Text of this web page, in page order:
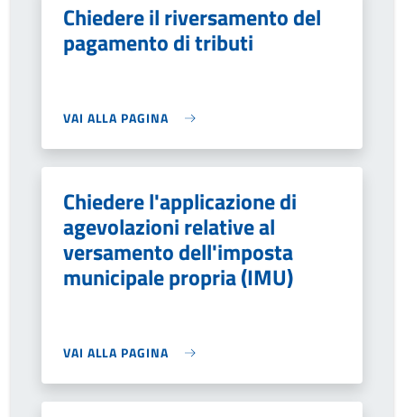
Chiedere il riversamento del
pagamento di tributi
VAI ALLA PAGINA
Chiedere l'applicazione di
agevolazioni relative al
versamento dell'imposta
municipale propria (IMU)
VAI ALLA PAGINA